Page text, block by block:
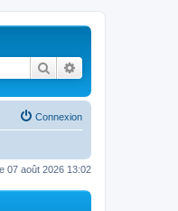
Rechercher
Connexion
07 août 2026 13:02